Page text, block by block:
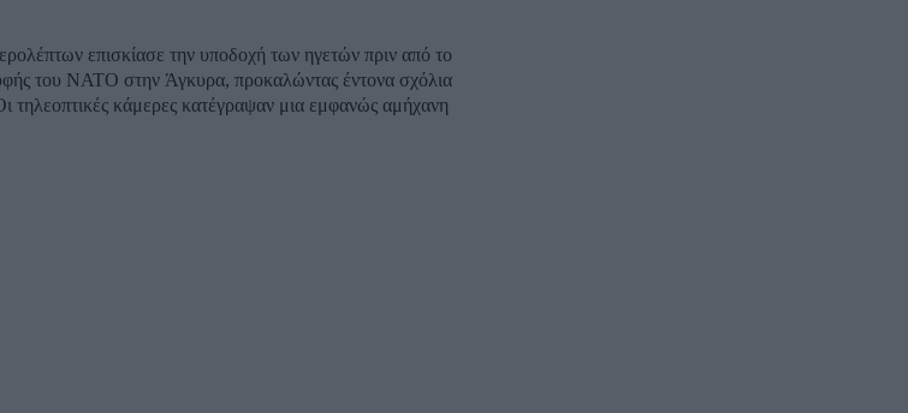
επισκίασε την υποδοχή των ηγετών πριν από το
του ΝΑΤΟ στην Άγκυρα, προκαλώντας έντονα σχόλια
τηλεοπτικές κάμερες κατέγραψαν μια εμφανώς αμήχανη